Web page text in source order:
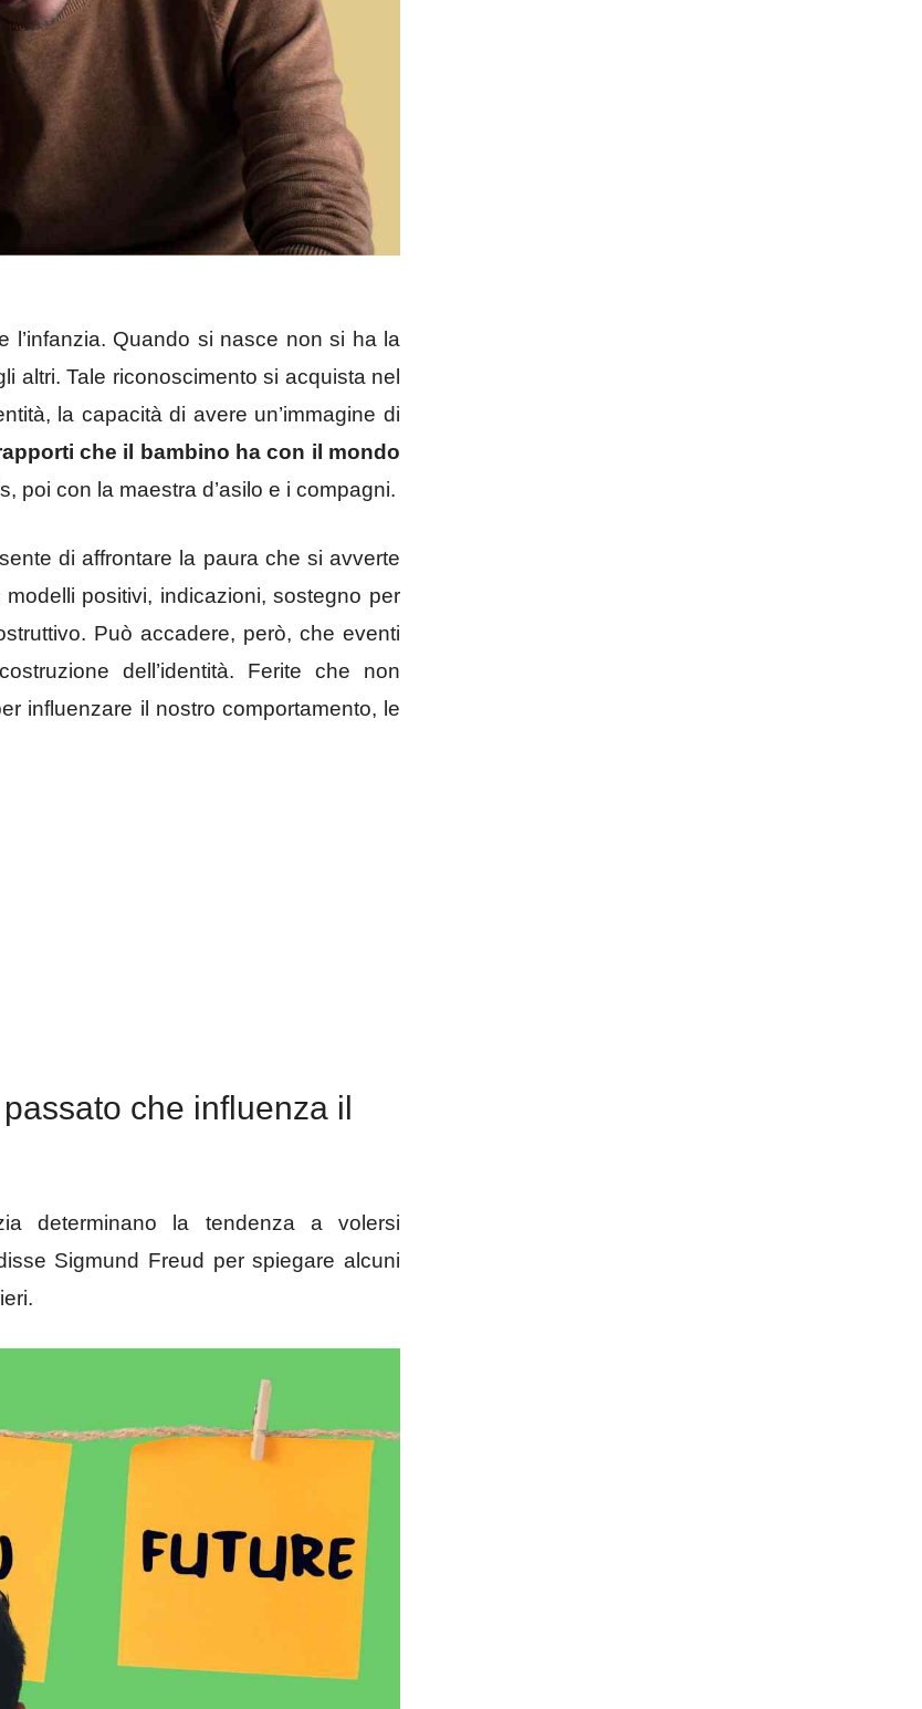
l’infanzia. Quando si nasce non si ha la
altri. Tale riconoscimento si acquista nel
la capacità di avere un’immagine di
che il bambino ha con il mondo
poi con la maestra d’asilo e i compagni.
di affrontare la paura che si avverte
positivi, indicazioni, sostegno per
Può accadere, però, che eventi
dell’identità. Ferite che non
influenzare il nostro comportamento, le
che influenza il
determinano la tendenza a volersi
Sigmund Freud per spiegare alcuni